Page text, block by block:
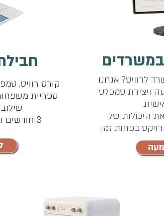
לרוויט? אנחנו
ויצירת טמפלט
היכולות של
בפחות זמן.
קורס רוויט,
ספריית
שילוב AI בעבודה ב-Revit.
3 חודשים והצוות עובד באופן עצמאי.